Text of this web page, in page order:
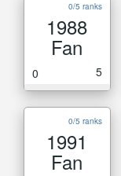
0/5 ranks
1988
Fan
0 5
0/5 ranks
1991
Fan